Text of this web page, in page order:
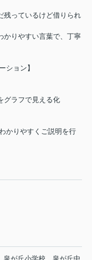
残っているけど借りられ
かりやすい言葉で、丁寧
ション】
グラフで見える化
かりやすくご説明を行